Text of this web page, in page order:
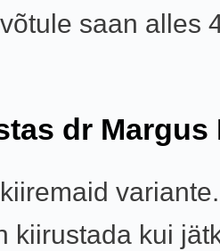
saan alles
dr Margus
kiirustada kui